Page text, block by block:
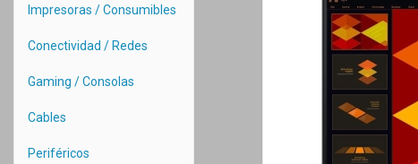
Impresoras / Consumibles
Conectividad / Redes
Gaming / Consolas
Cables
Periféricos